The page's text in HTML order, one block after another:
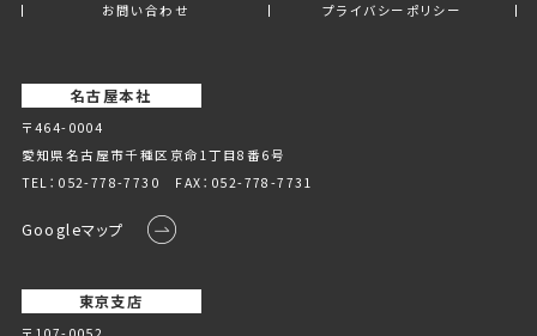
お問い合わせ
プライバシーポリシー
名古屋本社
〒464-0004
愛知県名古屋市千種区京命1丁⽬8番6号
TEL： 052-778-7730 FAX：052-778-7731
Googleマップ
東京支店